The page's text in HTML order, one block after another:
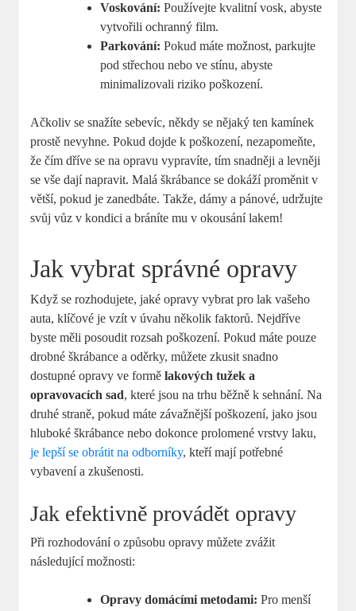
Voskování: Používejte kvalitní vosk, abyste
vytvořili ochranný film.
Parkování: Pokud máte možnost, parkujte
pod střechou nebo ve stínu, abyste
minimalizovali riziko poškození.
Ačkoliv se snažíte sebevíc, někdy se nějaký ten kamínek
prostě nevyhne. Pokud dojde k poškození, nezapomeňte,
že čím dříve se na opravu vypravíte, tím snadněji a levněji
se vše dají napravit. Malá škrábance se dokáží proměnit v
větší, pokud je zanedbáte. Takže, dámy a pánové, udržujte
svůj vůz v kondici a bráníte mu v okousání lakem!
Jak vybrat správné opravy
Když se rozhodujete, jaké opravy vybrat pro lak vašeho
auta, klíčové je vzít v úvahu několik faktorů. Nejdříve
byste měli posoudit rozsah poškození. Pokud máte pouze
drobné škrábance a oděrky, můžete zkusit snadno
dostupné opravy ve formělakových tužek a
opravovacích sad, které jsou na trhu běžně k sehnání. Na
druhé straně, pokud máte závažnější poškození, jako jsou
hluboké škrábance nebo dokonce prolomené vrstvy laku,
je lepší se obrátit na odborníky, kteří mají potřebné
vybavení a zkušenosti.
Jak efektivně provádět opravy
Při rozhodování o způsobu opravy můžete zvážit
následující možnosti:
Opravy domácími metodami: Pro menší